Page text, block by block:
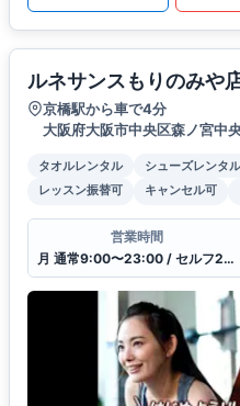
ルネサンスもりのみや
京橋駅から車で4分
大阪府大阪市中央区森ノ宮中
タオルレンタル シューズレンタル
レッスン振替可
キャンセル可
営業時間
月 通常9:00〜23:00 / セルフ23:00〜9:00 / 受付10:00〜21:00